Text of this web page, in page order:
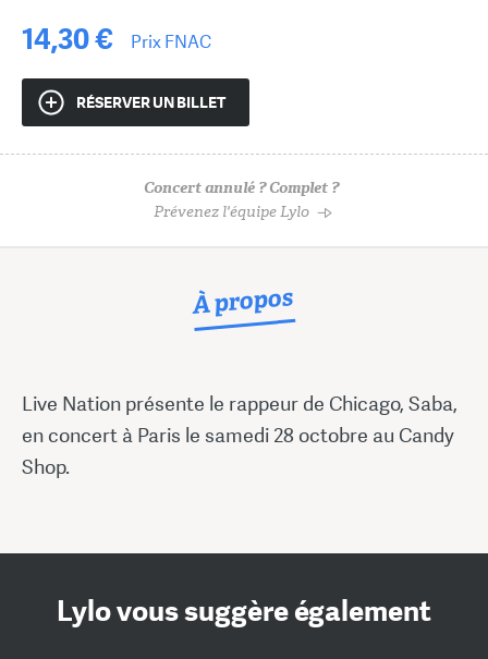
14,30 € Prix FNAC
RÉSERVER UN BILLET
Concert annulé ? Complet ?
Prévenez l'équipe Lylo
À propos
Live Nation présente le rappeur de Chicago, Saba,
en concert à Paris le samedi 28 octobre au Candy
Shop.
Lylo vous suggère également